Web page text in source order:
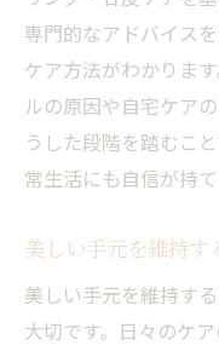
専門的なアドバイス
ケア方法がわかりま
ルの原因や自宅ケア
うした段階を踏むこ
常生活にも自信が持
美しい手元を維持す
美しい手元を維持す
大切です。日々のケ